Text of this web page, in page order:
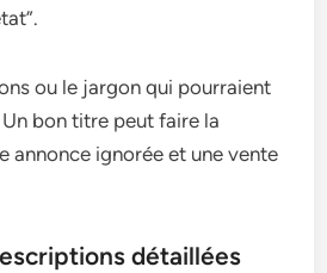
ou le jargon qui pourraient
bon titre peut faire la
annonce ignorée et une vente
détaillées